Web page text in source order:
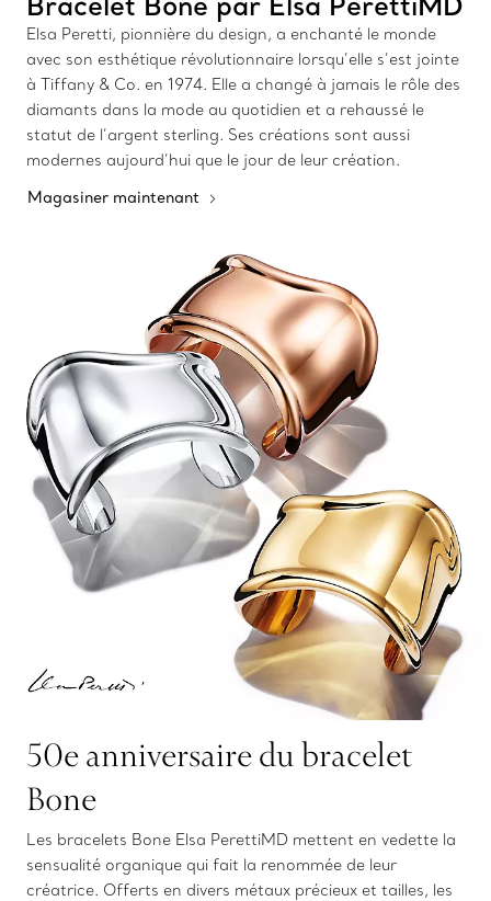
Elsa Peretti, pionnière du design, a enchanté le monde
avec son esthétique révolutionnaire lorsqu’elle s’est jointe
à Tiffany & Co. en 1974. Elle a changé à jamais le rôle des
diamants dans la mode au quotidien et a rehaussé le
statut de l’argent sterling. Ses créations sont aussi
modernes aujourd’hui que le jour de leur création.
Magasiner maintenant
50e anniversaire du bracelet
Bone
Les bracelets Bone Elsa PerettiMD mettent en vedette la
sensualité organique qui fait la renommée de leur
créatrice. Offerts en divers métaux précieux et tailles, les